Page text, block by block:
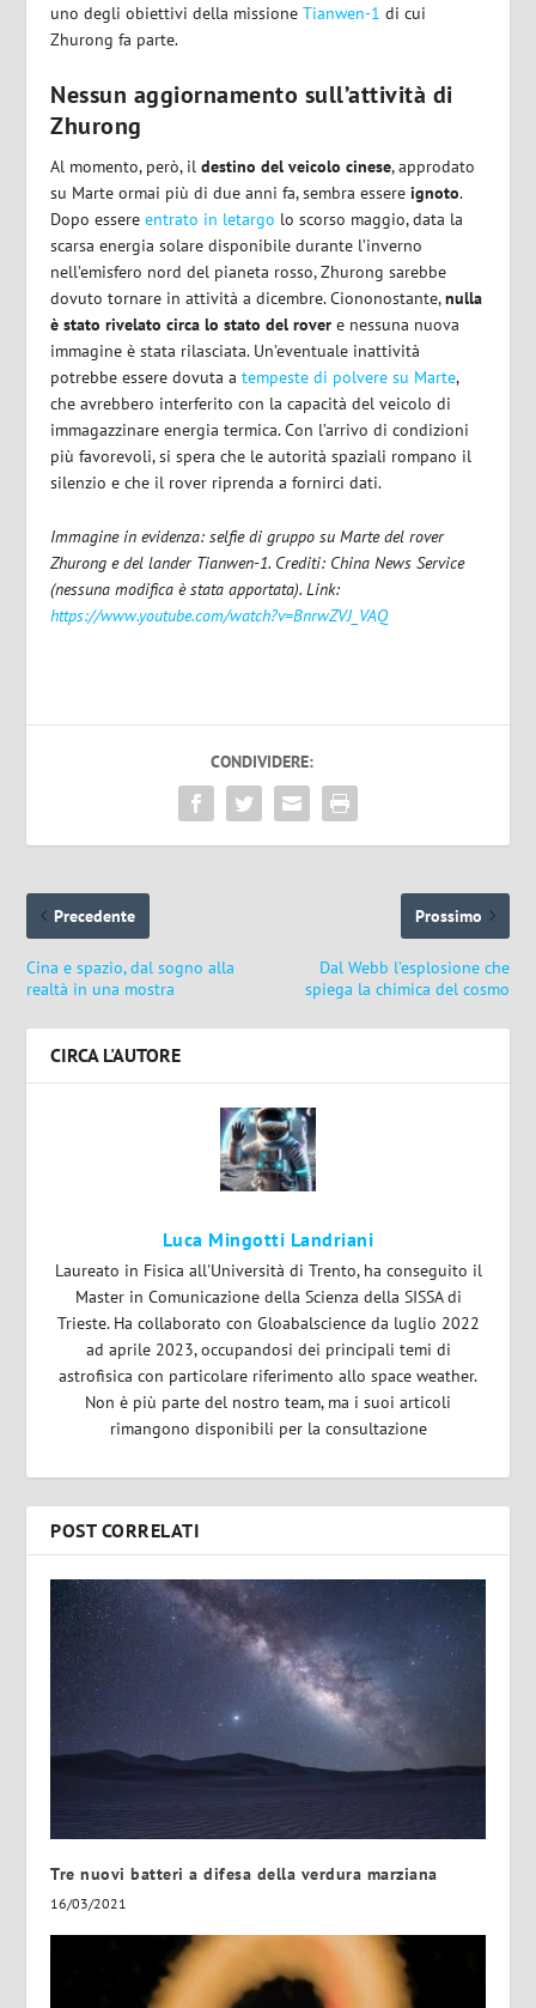
uno degli obiettivi della missioneTianwen-1 di cui
Zhurong fa parte.
Nessun aggiornamento sull’attività di
Zhurong
Al momento, però, ildestino del veicolo cinese, approdato
su Marte ormai più di due anni fa, sembra essereignoto.
Dopo essereentrato in letargo lo scorso maggio, data la
scarsa energia solare disponibile durante l’inverno
nell’emisfero nord del pianeta rosso, Zhurong sarebbe
dovuto tornare in attività a dicembre. Ciononostante,nulla
è stato rivelato circa lo stato del rover e nessuna nuova
immagine è stata rilasciata. Un’eventuale inattività
potrebbe essere dovuta atempeste di polvere su Marte,
che avrebbero interferito con la capacità del veicolo di
immagazzinare energia termica. Con l’arrivo di condizioni
più favorevoli, si spera che le autorità spaziali rompano il
silenzio e che il rover riprenda a fornirci dati.
Immagine in evidenza: selfie di gruppo su Marte del rover
Zhurong e del lander Tianwen-1. Crediti: China News Service
(nessuna modifica è stata apportata). Link:
https://www.youtube.com/watch?v=BnrwZVJ_VAQ
CONDIVIDERE:
Precedente
Cina e spazio, dal sogno alla
realtà in una mostra
Prossimo
Dal Webb l’esplosione che
spiega la chimica del cosmo
CIRCA L'AUTORE
Luca Mingotti Landriani
Laureato in Fisica all'Università di Trento, ha conseguito il
Master in Comunicazione della Scienza della SISSA di
Trieste. Ha collaborato con Gloabalscience da luglio 2022
ad aprile 2023, occupandosi dei principali temi di
astrofisica con particolare riferimento allo space weather.
Non è più parte del nostro team, ma i suoi articoli
rimangono disponibili per la consultazione
POST CORRELATI
Tre nuovi batteri a difesa della verdura marziana
16/03/2021